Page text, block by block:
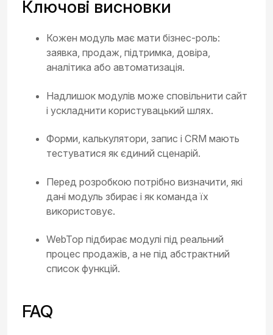
Ключові висновки
Кожен модуль має мати бізнес-роль:
заявка, продаж, підтримка, довіра,
аналітика або автоматизація.
Надлишок модулів може сповільнити сайт
і ускладнити користувацький шлях.
Форми, калькулятори, запис і CRM мають
тестуватися як єдиний сценарій.
Перед розробкою потрібно визначити, які
дані модуль збирає і як команда їх
використовує.
WebTop підбирає модулі під реальний
процес продажів, а не під абстрактний
список функцій.
FAQ